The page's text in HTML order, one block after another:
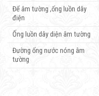
Để âm tường ,ống luồn dây
điện
Ống luồn dây diện âm tường
Đường ống nước nóng âm
tường